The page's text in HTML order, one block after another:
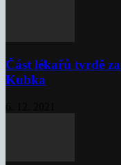
Část lékařů tvrdě
Kubka